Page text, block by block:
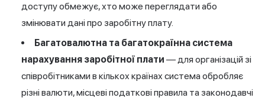
доступу обмежує, хто може переглядати або
змінювати дані про заробітну плату.
Багатовалютна та багатокраїнна система
нарахування заробітної плати — для організацій зі
співробітниками в кількох країнах система обробляє
різні валюти, місцеві податкові правила та законодавчі